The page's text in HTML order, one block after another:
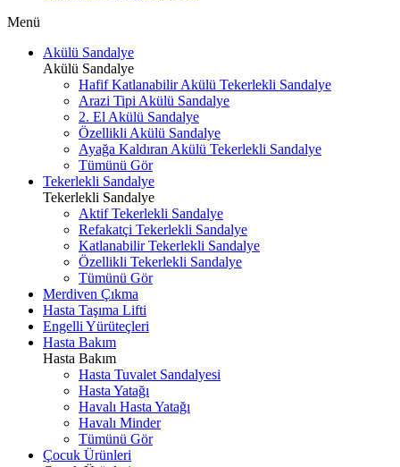
Menü
Akülü Sandalye
Akülü Sandalye
Hafif Katlanabilir Akülü Tekerlekli Sandalye
Arazi Tipi Akülü Sandalye
2. El Akülü Sandalye
Özellikli Akülü Sandalye
Ayağa Kaldıran Akülü Tekerlekli Sandalye
Tümünü Gör
Tekerlekli Sandalye
Tekerlekli Sandalye
Aktif Tekerlekli Sandalye
Refakatçi Tekerlekli Sandalye
Katlanabilir Tekerlekli Sandalye
Özellikli Tekerlekli Sandalye
Tümünü Gör
Merdiven Çıkma
Hasta Taşıma Lifti
Engelli Yürüteçleri
Hasta Bakım
Hasta Bakım
Hasta Tuvalet Sandalyesi
Hasta Yatağı
Havalı Hasta Yatağı
Havalı Minder
Tümünü Gör
Çocuk Ürünleri